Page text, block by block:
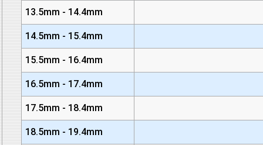
13.5mm - 14.4mm
14.5mm - 15.4mm
15.5mm - 16.4mm
16.5mm - 17.4mm
17.5mm - 18.4mm
18.5mm - 19.4mm